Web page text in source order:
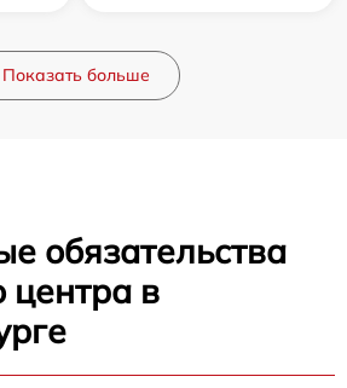
Показать больше
обязательства
центра в